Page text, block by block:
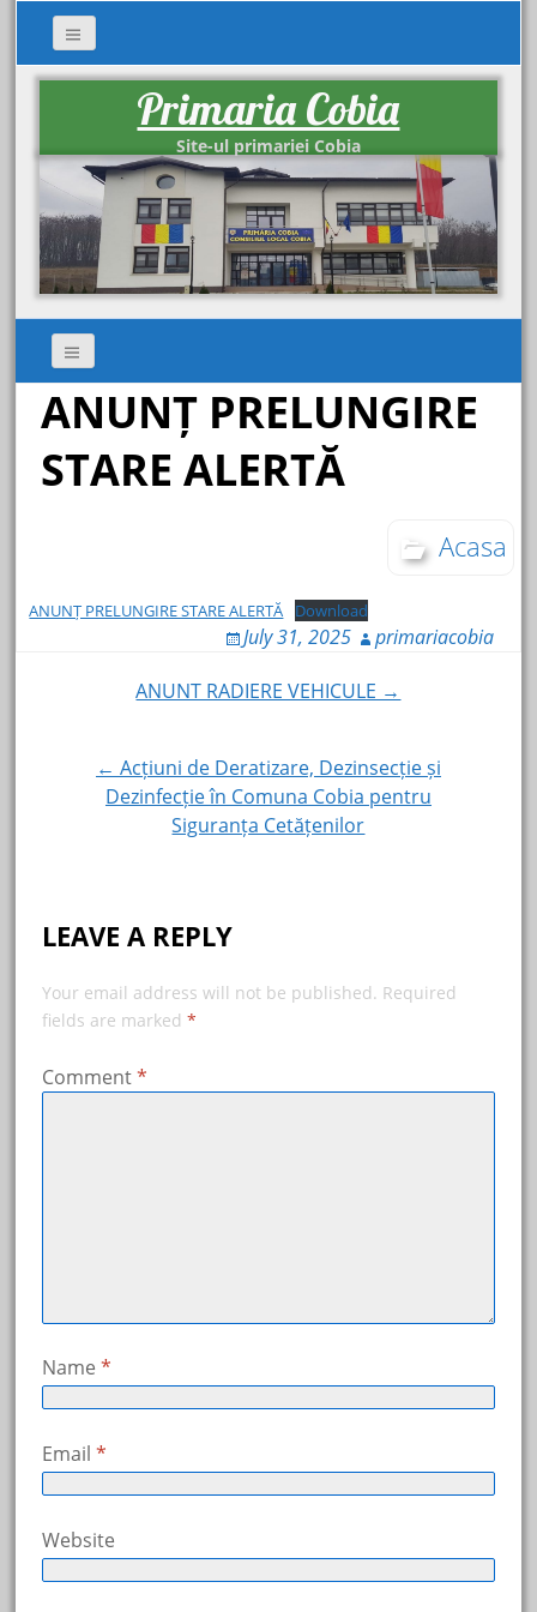
Primaria Cobia
Site-ul primariei Cobia
ANUNȚ PRELUNGIRE
STARE ALERTĂ
Acasa
ANUNȚ PRELUNGIRE STARE ALERTĂ Download
July 31, 2025 primariacobia
navigation
ANUNT RADIERE VEHICULE →
← Acțiuni de Deratizare, Dezinsecție și
Dezinfecție în Comuna Cobia pentru
Siguranța Cetățenilor
LEAVE A REPLY
Your email address will not be published. Required
fields are marked *
Comment*
Name *
Email *
Website